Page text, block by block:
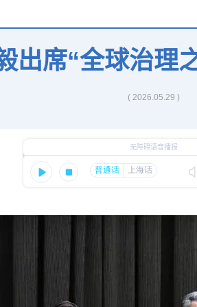
出席“全球治理
( 2026.05.29 )